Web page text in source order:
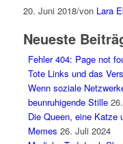
20. Juni 2018/von Lara
Neueste
Fehler 404: Page not
Tote Links und das
Wenn soziale
beunruhigende Stille
Die Queen, eine Katze
Memes 26. Juli 2024